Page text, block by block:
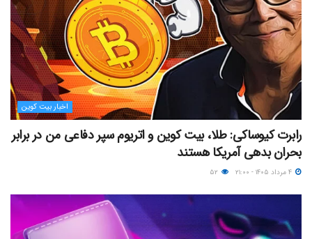
اخبار بیت کوین
رابرت کیوساکی: طلا، بیت کوین و اتریوم سپر دفاعی من در برابر
بحران بدهی آمریکا هستند